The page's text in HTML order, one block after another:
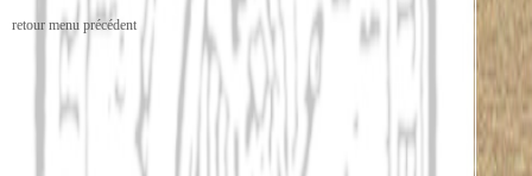
retour menu précédent